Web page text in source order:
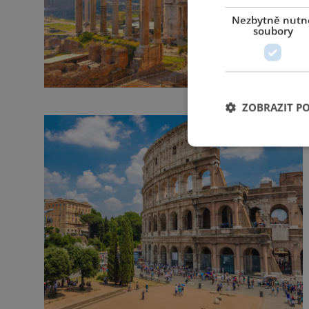
Nezbytně
soubory
ZOBRAZIT